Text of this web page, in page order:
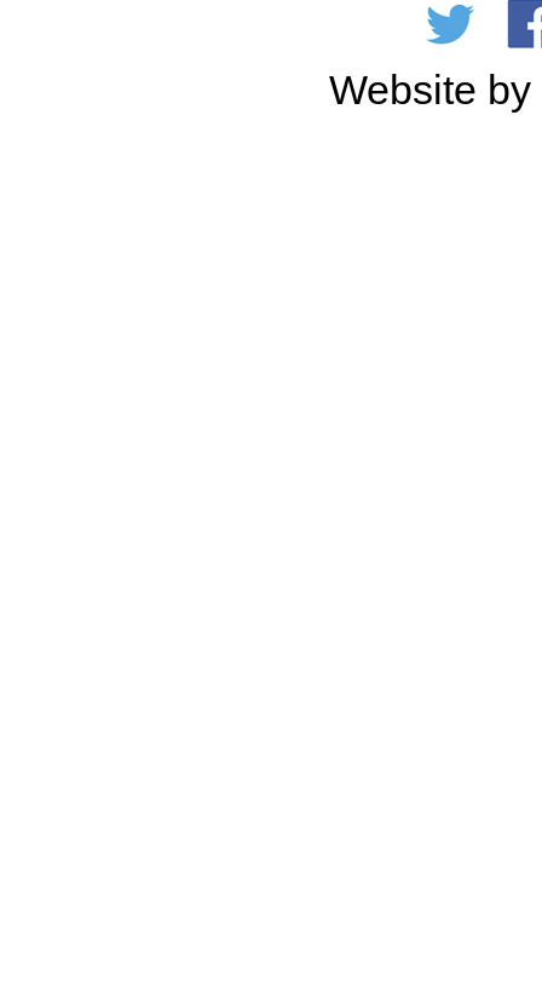
Website by